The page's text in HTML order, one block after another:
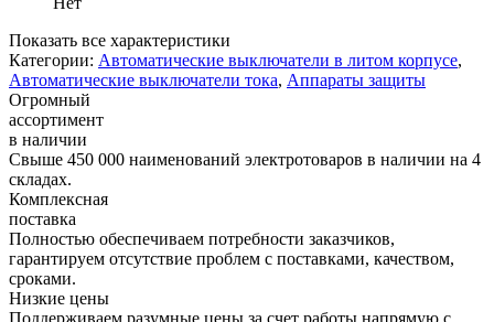
Показать все характеристики
Категории: Автоматические выключатели в литом корпусе,
Автоматические выключатели тока, Аппараты защиты
Огромный
ассортимент
в наличии
Свыше 450 000 наименований электротоваров в наличии на 4
складах.
Комплексная
поставка
Полностью обеспечиваем потребности заказчиков,
гарантируем отсутствие проблем с поставками, качеством,
сроками.
Низкие цены
Поддерживаем разумные цены за счет работы напрямую с